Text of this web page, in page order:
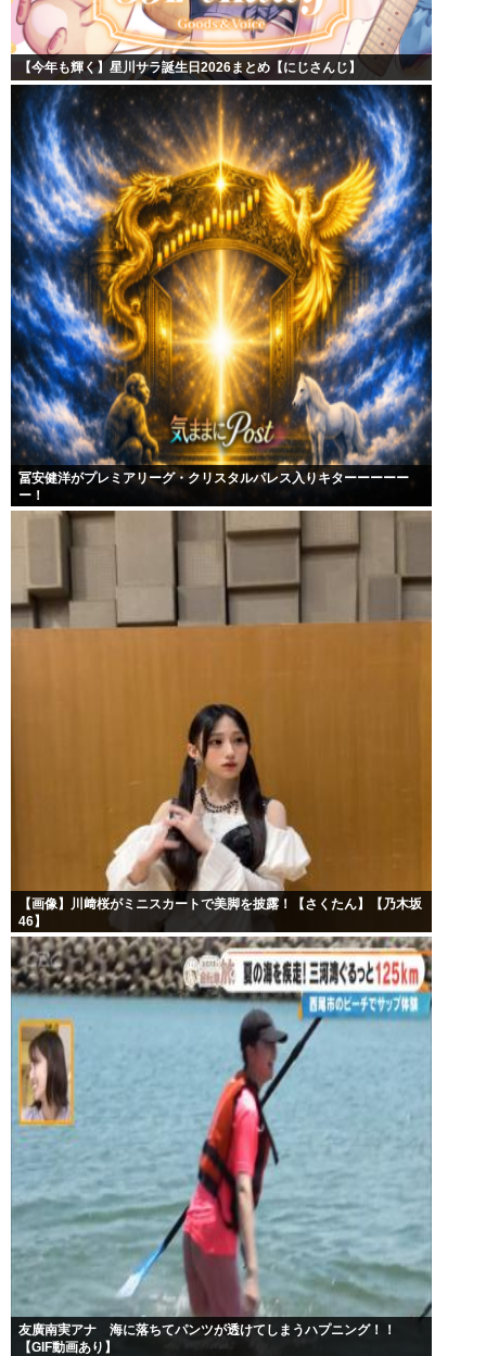
【今年も輝く】星川サラ誕生日2026まとめ【にじさんじ】
冨安健洋がプレミアリーグ・クリスタルパレス入りキターーーーー
ー！
【画像】川﨑桜がミニスカートで美脚を披露！【さくたん】【乃木坂
46】
友廣南実アナ 海に落ちてパンツが透けてしまうハプニング！！
【GIF動画あり】